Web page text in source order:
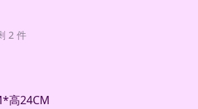
2 件
高24CM